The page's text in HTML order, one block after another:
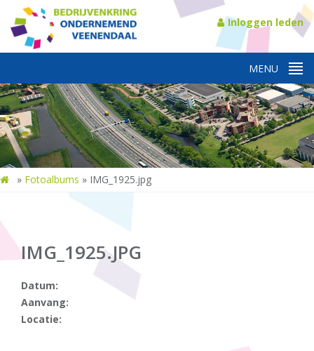
Inloggen leden
» Fotoalbums » IMG_1925.jpg
IMG_1925.JPG
Datum:
Aanvang:
Locatie: